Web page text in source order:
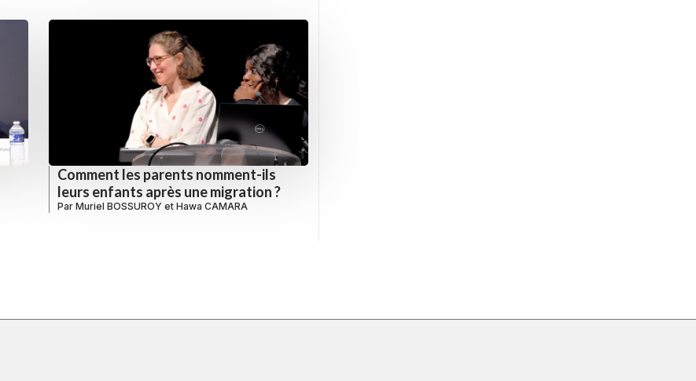
Comment les parents nomment-ils
leurs enfants après une migration ?
Par Muriel BOSSUROY et Hawa CAMARA